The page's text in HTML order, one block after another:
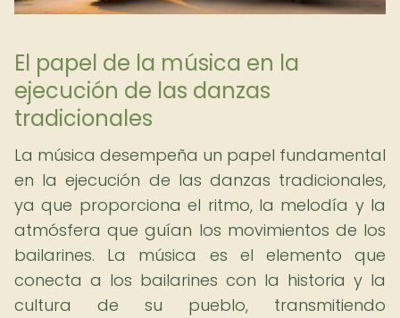
El papel de la música en la
ejecución de las danzas
tradicionales
La música desempeña un papel fundamental
en la ejecución de las danzas tradicionales,
ya que proporciona el ritmo, la melodía y la
atmósfera que guían los movimientos de los
bailarines. La música es el elemento que
conecta a los bailarines con la historia y la
cultura de su pueblo, transmitiendo